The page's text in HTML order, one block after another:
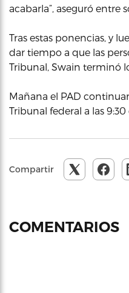
acabarla”, aseguró entre
Tras estas ponencias, y
dar tiempo a que las
Tribunal, Swain terminó
Mañana el PAD
Tribunal federal a las
Compartir
COMENTARIOS